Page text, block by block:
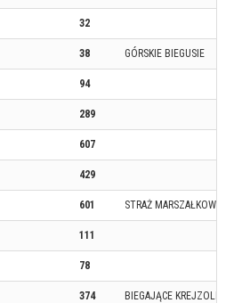
32
38 GÓRSKIE BIEGUSIE
94
289
607
429
601 STRAŻ MARSZAŁKOWSKA
111
78
374 BIEGAJĄCE KREJZOLE